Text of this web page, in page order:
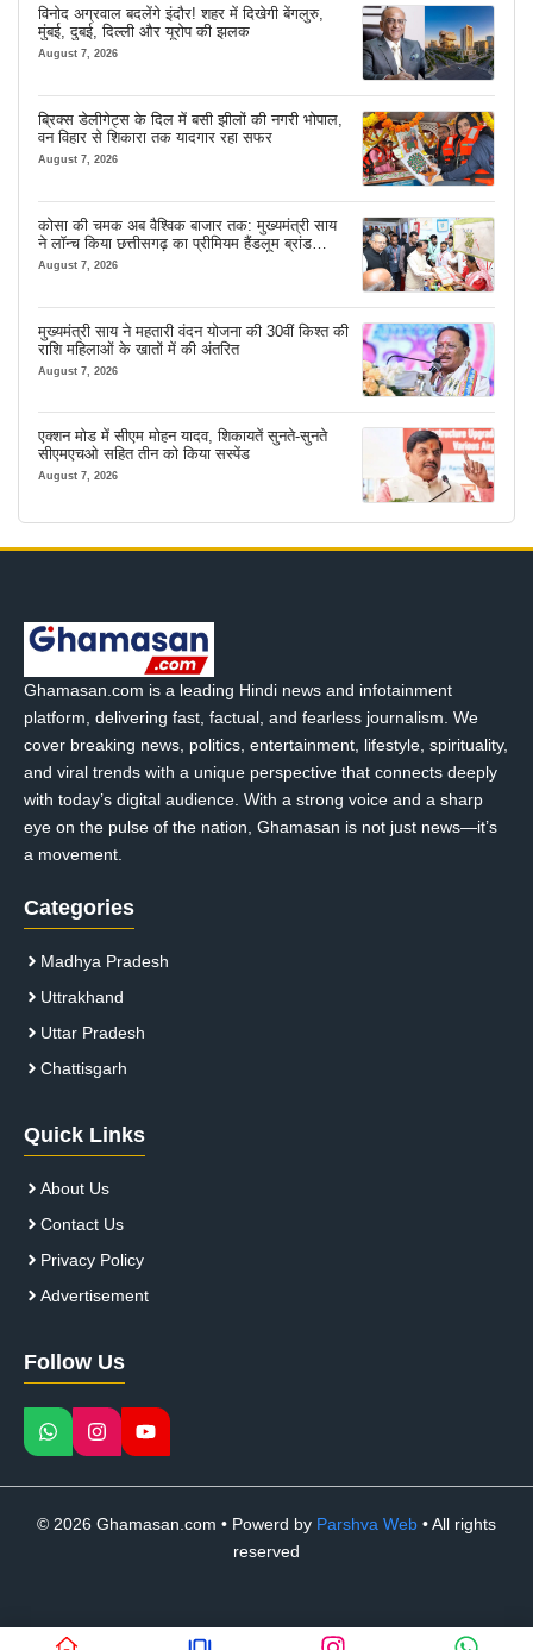
विनोद अग्रवाल बदलेंगे इंदौर! शहर में दिखेगी बेंगलुरु,
मुंबई, दुबई, दिल्ली और यूरोप की झलक
August 7, 2026
ब्रिक्स डेलीगेट्स के दिल में बसी झीलों की नगरी भोपाल,
वन विहार से शिकारा तक यादगार रहा सफर
August 7, 2026
कोसा की चमक अब वैश्विक बाजार तक: मुख्यमंत्री साय
ने लॉन्च किया छत्तीसगढ़ का प्रीमियम हैंडलूम ब्रांड
‘कोशल फैब’
August 7, 2026
मुख्यमंत्री साय ने महतारी वंदन योजना की 30वीं किश्त की
राशि महिलाओं के खातों में की अंतरित
August 7, 2026
एक्शन मोड में सीएम मोहन यादव, शिकायतें सुनते-सुनते
सीएमएचओ सहित तीन को किया सस्पेंड
August 7, 2026
Ghamasan.com is a leading Hindi news and infotainment
platform, delivering fast, factual, and fearless journalism. We
cover breaking news, politics, entertainment, lifestyle, spirituality,
and viral trends with a unique perspective that connects deeply
with today’s digital audience. With a strong voice and a sharp
eye on the pulse of the nation, Ghamasan is not just news—it’s
a movement.
Categories
Madhya Pradesh
Uttrakhand
Uttar Pradesh
Chattisgarh
Quick Links
About Us
Contact Us
Privacy Policy
Advertisement
Follow Us
© 2026 Ghamasan.com • Powerd by Parshva Web • All rights
reserved